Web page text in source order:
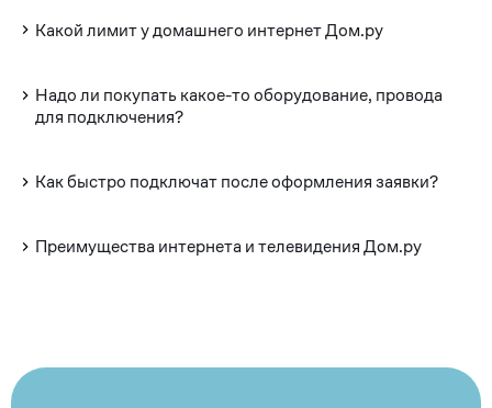
Какой лимит у домашнего интернет Дом.ру
Надо ли покупать какое-то оборудование, провода
для подключения?
Как быстро подключат после оформления заявки?
Преимущества интернета и телевидения Дом.ру